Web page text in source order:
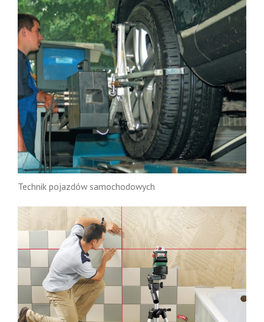
Technik pojazdów samochodowych